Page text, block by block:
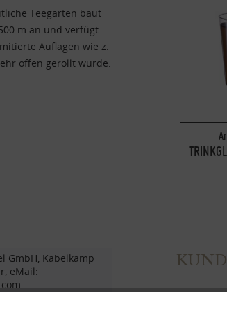
Teegarten baut
m an und verfügt
Auflagen wie z.
offen gerollt wurde.
GmbH, Kabelkamp
eMail: